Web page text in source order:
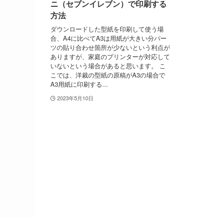
ニ（セブンイレブン）で印刷する
方法
ダウンロードした型紙を印刷して使う場
合、A4に比べてA3は用紙が大きい分パー
ツの貼り合わせ箇所が少ないという利点が
ありますが、家庭のプリンターが対応して
いないという場合があると思います。 こ
こでは、洋裁の型紙の原稿がA3の場合で
A3用紙に印刷する...
2023年5月10日